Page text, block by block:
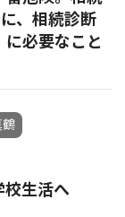
、相続診断
必要なこと
鶴
校生活へ